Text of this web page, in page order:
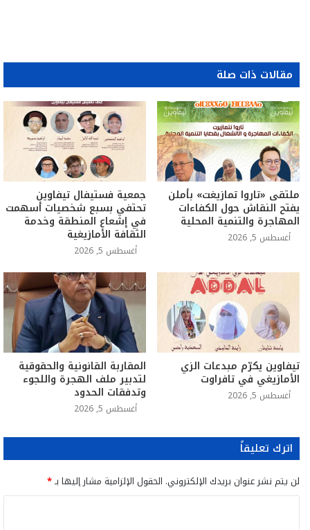
مقالات ذات صلة
ملتقى «تاروا تمازيغت» بأملن
يفتح النقاش حول الكفاءات
المهاجرة والتنمية المحلية
أغسطس 5, 2026
جمعية فستيفال تيفاوين
تحتفي بسبع شخصيات أسهمت
في إشعاع المنطقة وخدمة
الثقافة الأمازيغية
أغسطس 5, 2026
تيفاوين يكرّم مبدعات الزي
الأمازيغي في تافراوت
أغسطس 5, 2026
المقاربة القانونية والحقوقية
لتدبير ملف الهجرة واللجوء
وتدفقات الحدود
أغسطس 5, 2026
اترك تعليقاً
لن يتم نشر عنوان بريدك الإلكتروني. الحقول الإلزامية مشار إليها بـ*